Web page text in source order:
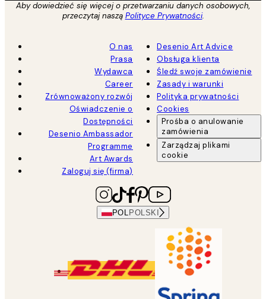
Aby dowiedzieć się więcej o przetwarzaniu danych osobowych,
przeczytaj naszą Polityce Prywatności.
O nas
Prasa
Wydawca
Career
Zrównoważony rozwój
Oświadczenie o
Dostępności
Desenio Ambassador
Programme
Art Awards
Zaloguj się (firma)
Desenio Art Advice
Obsługa klienta
Śledź swoje zamówienie
Zasady i warunki
Polityka prywatności
Cookies
Prośba o anulowanie
zamówienia
Zarządzaj plikami
cookie
POL POLSKI